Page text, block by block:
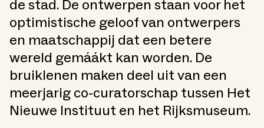
de stad. De ontwerpen staan voor het
optimistische geloof van ontwerpers
en maatschappij dat een betere
wereld gemáákt kan worden. De
bruiklenen maken deel uit van een
meerjarig co-curatorschap tussen Het
Nieuwe Instituut en het Rijksmuseum.